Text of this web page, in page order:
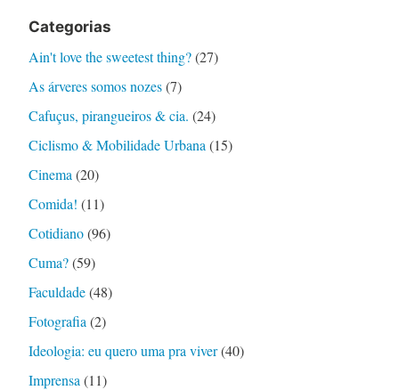
Categorias
Ain't love the sweetest thing?(27)
As árveres somos nozes(7)
Cafuçus, pirangueiros & cia. (24)
Ciclismo & Mobilidade Urbana (15)
Cinema (20)
Comida! (11)
Cotidiano(96)
Cuma?(59)
Faculdade(48)
Fotografia (2)
Ideologia: eu quero uma pra viver(40)
Imprensa (11)